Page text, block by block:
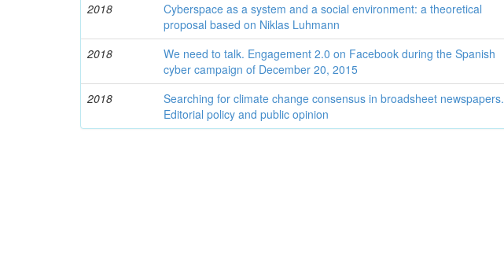
2018
Cyberspace as a system and a social environment: a theoretical
proposal based on Niklas Luhmann
2018
We need to talk. Engagement 2.0 on Facebook during the Spanish
cyber campaign of December 20, 2015
2018
Searching for climate change consensus in broadsheet newspapers.
Editorial policy and public opinion